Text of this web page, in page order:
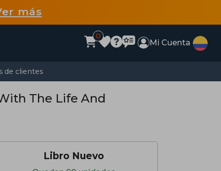
más
0
Mi Cuenta
de clientes
The Life And
Libro Nuevo